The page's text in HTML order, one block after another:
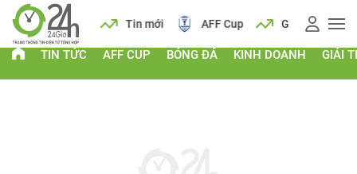
Lịch Tin mới AFF Cup Giá vàng
TIN TỨC AFF CUP BÓNG ĐÁ KINH DOANH GIẢI